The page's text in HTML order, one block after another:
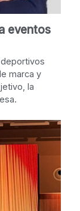
eventos
marca y
la